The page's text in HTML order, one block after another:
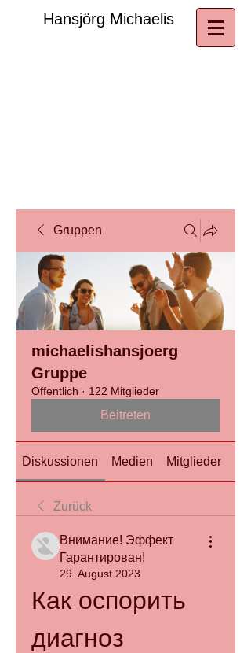
​Hansjörg Michaelis
Gruppen
michaelishansjoerg
Gruppe
Öffentlich · 122 Mitglieder
Beitreten
Diskussionen Medien Mitglieder
Zurück
Внимание! Эффект
Гарантирован!
29. August 2023
Как оспорить
диагноз